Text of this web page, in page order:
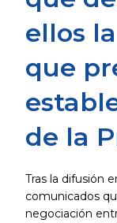
ellos
que
de la
Tras la difusión
comunicados
negociación